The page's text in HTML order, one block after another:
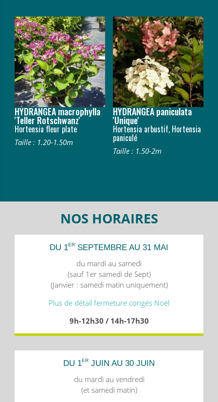
HYDRANGEA macrophylla
'Teller Rotschwanz'
Hortensia fleur plate
Taille : 1.20-1.50m
HYDRANGEA paniculata
'Unique'
Hortensia arbustif, Hortensia
paniculé
Taille : 1.50-2m
NOS HORAIRES
DU 1ER SEPTEMBRE AU 31 MAI
du mardi au samedi
(sauf 1er samedi de Sept)
(Janvier : samedi matin uniquement)
Plus de détail fermeture congés Noël
9h-12h30 / 14h-17h30
DU 1ER JUIN AU 30 JUIN
du mardi au vendredi
(et samedi matin)